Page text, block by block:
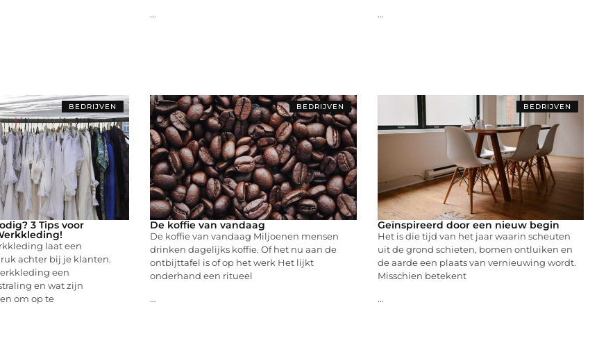
... ...
BEDRIJVEN
3 Tips voor
laat een
achter bij je klanten.
een
en wat zijn
om op te
BEDRIJVEN
De koffie van vandaag
De koffie van vandaag Miljoenen mensen
drinken dagelijks koffie. Of het nu aan de
ontbijttafel is of op het werk Het lijkt
onderhand een ritueel
...
BEDRIJVEN
Geïnspireerd door een nieuw begin
Het is die tijd van het jaar waarin scheuten
uit de grond schieten, bomen ontluiken en
de aarde een plaats van vernieuwing wordt.
Misschien betekent
...